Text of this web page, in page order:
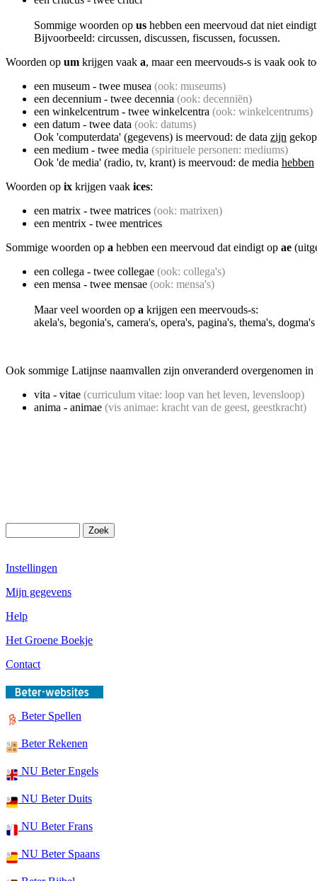
Sommige woorden op us hebben een meervoud dat niet
Bijvoorbeeld: circussen, discussen, fiscussen, focussen.
Woorden op um krijgen vaak a, maar een meervouds-s is vaak ook
een museum - twee musea (ook: museums)
een decennium - twee decennia (ook: decenniën)
een winkelcentrum - twee winkelcentra (ook: winkelcentrums)
een datum - twee data (ook: datums)
Ook 'computerdata' (gegevens) is meervoud: de data zijn
een medium - twee media (spirituele personen: mediums)
Ook 'de media' (radio, tv, krant) is meervoud: de media hebben
Woorden op ix krijgen vaak ices:
een matrix - twee matrices (ook: matrixen)
een mentrix - twee mentrices
Sommige woorden op a hebben een meervoud dat eindigt op ae
een collega - twee collegae (ook: collega's)
een mensa - twee mensae (ook: mensa's)
Maar veel woorden op a krijgen een meervouds-s:
akela's, begonia's, camera's, opera's, pagina's, thema's, dogma's
Ook sommige Latijnse naamvallen zijn onveranderd overgenomen
vita - vitae (curriculum vitae: loop van het leven, levensloop)
anima - animae (vis animae: kracht van de geest, geestkracht)
Instellingen
Mijn gegevens
Help
Het Groene Boekje
Contact
Beter Spellen
Beter Rekenen
NU Beter Engels
NU Beter Duits
NU Beter Frans
NU Beter Spaans